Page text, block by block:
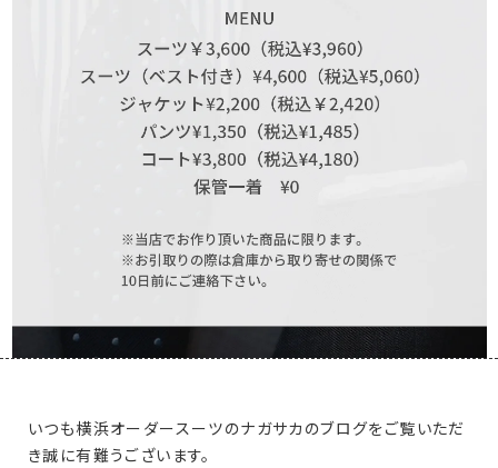
いつも横浜オーダースーツのナガサカのブログをご覧いただ
き誠に有難うございます。